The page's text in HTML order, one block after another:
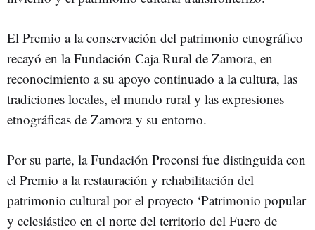
El Premio a la conservación del patrimonio etnográfico
recayó en la Fundación Caja Rural de Zamora, en
reconocimiento a su apoyo continuado a la cultura, las
tradiciones locales, el mundo rural y las expresiones
etnográficas de Zamora y su entorno.
Por su parte, la Fundación Proconsi fue distinguida con
el Premio a la restauración y rehabilitación del
patrimonio cultural por el proyecto ‘Patrimonio popular
y eclesiástico en el norte del territorio del Fuero de